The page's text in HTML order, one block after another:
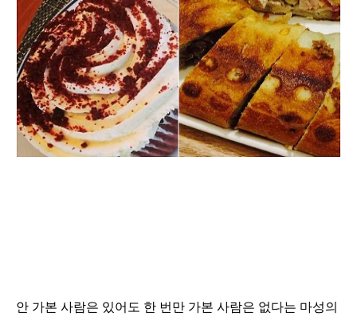
안 가본 사람은 있어도 한 번만 가본 사람은 없다는 마성의